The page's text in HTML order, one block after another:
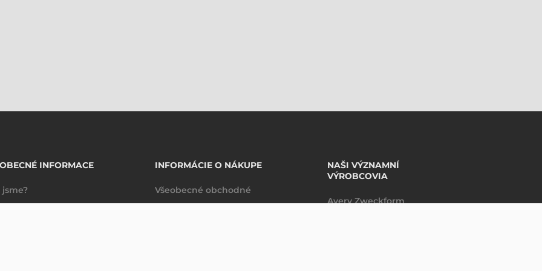
INFORMACE
jsme?
INFORMÁCIE O NÁKUPE
Všeobecné obchodné
NAŠI VÝZNAMNÍ
VÝROBCOVIA
Avery Zweckform